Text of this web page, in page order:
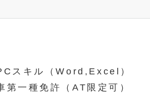
スキル（Word,Excel）
第一種免許（AT限定可）